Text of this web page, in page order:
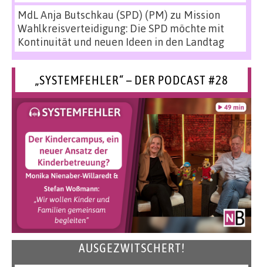
MdL Anja Butschkau (SPD) (PM) zu Mission
Wahlkreisverteidigung: Die SPD möchte mit
Kontinuität und neuen Ideen in den Landtag
„SYSTEMFEHLER“ – DER PODCAST #28
AUSGEZWITSCHERT!